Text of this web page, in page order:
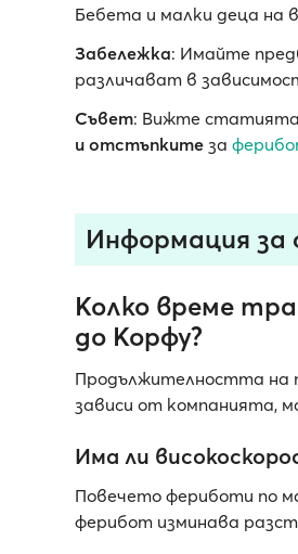
Бебета и малки деца на
Забележка: Имайте
различават в
Съвет: Вижте статията
и отстъпките за
Информация
Колко време
до Корфу?
Продължителността на
зависи от компанията,
Има ли
Повечето фериботи по
ферибот изминава